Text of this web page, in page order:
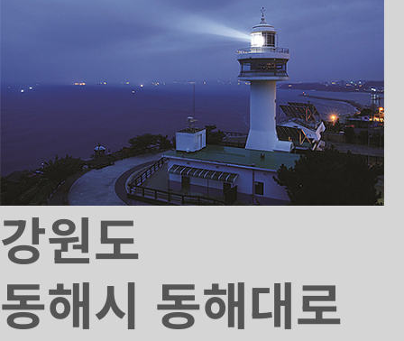
강원도
동해시 동해대로